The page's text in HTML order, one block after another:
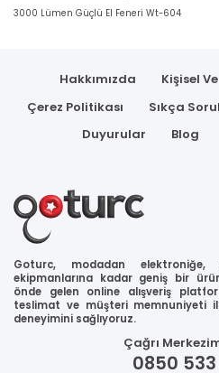
3000 Lümen Güçlü El Feneri Wt-604
Hakkımızda
Kişisel
Çerez Politikası
Sıkça
Duyurular
Blog
Goturc, modadan
ekipmanlarına kadar geniş bir
önde gelen online alışveriş
teslimat ve müşteri memnuniyeti
deneyimini sağlıyoruz.
Çağrı
0850 533